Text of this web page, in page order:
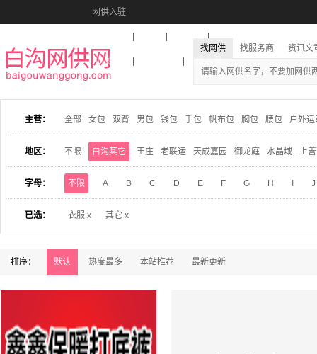
网供入驻
收藏本站
找网供 找服务商 资讯文
主营： 全部 女包 双背 男包 钱包 手包 帆布包 胸包 腰包 户外运
地区： 不限 白沟其它 王庄 老联运 天成嘉园 御龙庭 水晶域 上
字母： 不限 A B C D E F G H J
已选： 衣服 x 其它 x
排序： 默认 热度最多 本站推荐 最新更新